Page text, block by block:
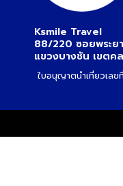
Ksmile Travel
88/220 ซอยพระย
แขวงบางชัน เขตค
ใบอนุญาตนำเที่ยวเลข